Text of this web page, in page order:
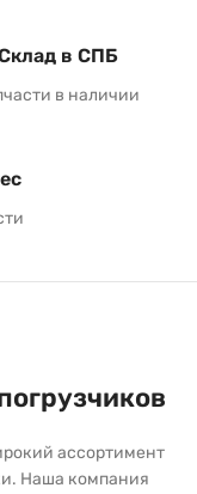
в СПБ
в наличии
ассортимент
Наша компания